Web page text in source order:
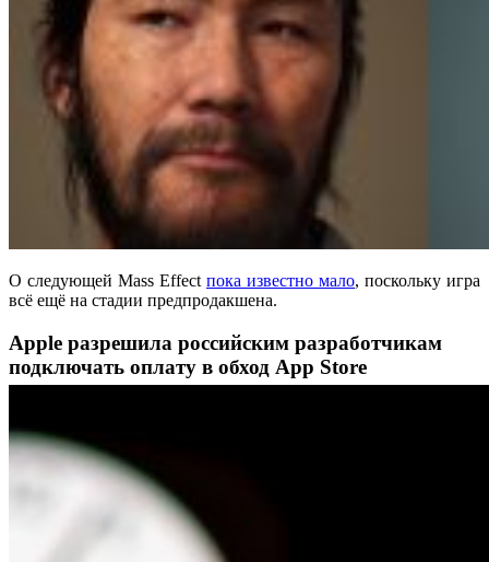
О следующей Mass Effect пока известно мало, поскольку игра
всё ещё на стадии предпродакшена.
Apple разрешила российским разработчикам
подключать оплату в обход App Store